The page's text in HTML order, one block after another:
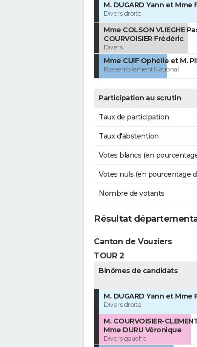
M. DUGARD Yann et Mme
Divers droite
Mme COLSON VLIEGHE
COURVOISIER Frédéric
Divers
Mme CUIF Ophélie et M.
Rassemblement National
Participation au scrutin
Taux de participation
Taux d'abstention
Votes blancs (en
Votes nuls (en pourcentage
Nombre de votants
Résultat
Canton de Vouziers
TOUR 2
Binômes de candidats
M. DUGARD Yann et Mme
Divers droite
M. COURVOISIER-
Mme DURU Véronique
Divers gauche